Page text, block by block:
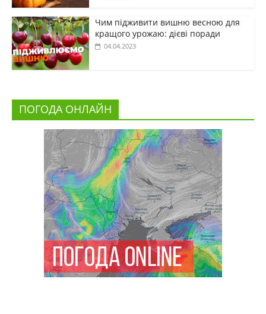
Чим підживити вишню весною для
кращого урожаю: дієві поради
04.04.2023
ПОГОДА ОНЛАЙН